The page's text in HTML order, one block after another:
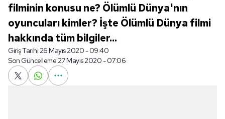
filminin konusu ne? Ölümlü Dünya'nın
oyuncuları kimler? İşte Ölümlü Dünya filmi
hakkında tüm bilgiler...
Giriş Tarihi:26 Mayıs 2020 - 09:40
Son Güncelleme:27 Mayıs 2020 - 07:06